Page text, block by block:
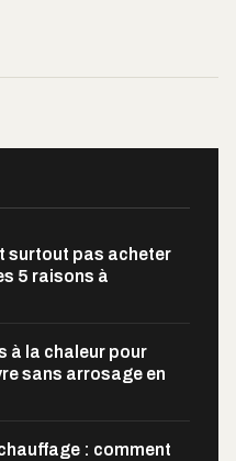
surtout pas acheter
5 raisons à
à la chaleur pour
sans arrosage en
: comment